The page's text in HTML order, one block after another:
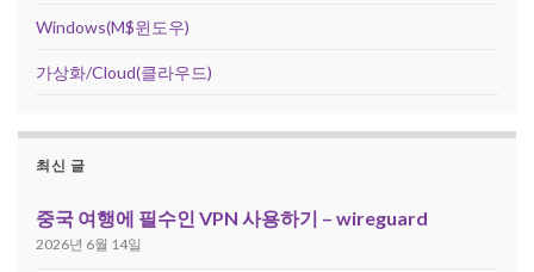
Windows(M$윈도우)
가상화/Cloud(클라우드)
최신 글
중국 여행에 필수인 VPN 사용하기 – wireguard
2026년 6월 14일